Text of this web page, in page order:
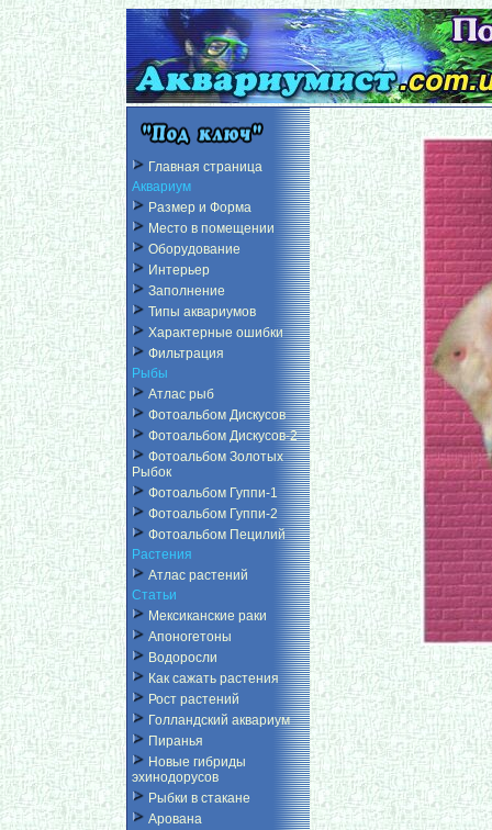
Главная страница
Аквариум
Размер и Форма
Место в помещении
Оборудование
Интерьер
Заполнение
Типы аквариумов
Характерные ошибки
Фильтрация
Рыбы
Атлас рыб
Фотоальбом Дискусов
Фотоальбом Дискусов-2
Фотоальбом Золотых
Рыбок
Фотоальбом Гуппи-1
Фотоальбом Гуппи-2
Фотоальбом Пецилий
Растения
Атлас растений
Статьи
Мексиканские раки
Апоногетоны
Водоросли
Как сажать растения
Рост растений
Голландский аквариум
Пиранья
Новые гибриды
эхинодорусов
Рыбки в стакане
Арована